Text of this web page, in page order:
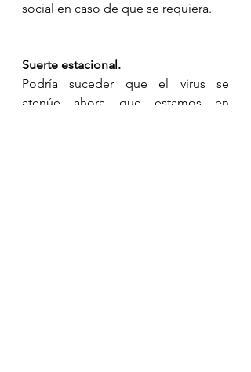
social en caso de que se requiera.
Suerte estacional.
Podría suceder que el virus se
atenúe ahora que estamos en